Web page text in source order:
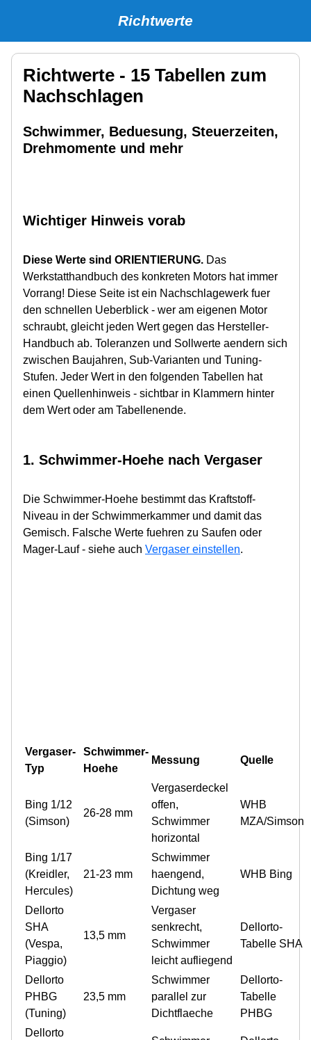
Richtwerte
Richtwerte - 15 Tabellen zum
Nachschlagen
Schwimmer, Beduesung, Steuerzeiten,
Drehmomente und mehr
Wichtiger Hinweis vorab
Diese Werte sind ORIENTIERUNG. Das
Werkstatthandbuch des konkreten Motors hat immer
Vorrang! Diese Seite ist ein Nachschlagewerk fuer
den schnellen Ueberblick - wer am eigenen Motor
schraubt, gleicht jeden Wert gegen das Hersteller-
Handbuch ab. Toleranzen und Sollwerte aendern sich
zwischen Baujahren, Sub-Varianten und Tuning-
Stufen. Jeder Wert in den folgenden Tabellen hat
einen Quellenhinweis - sichtbar in Klammern hinter
dem Wert oder am Tabellenende.
1. Schwimmer-Hoehe nach Vergaser
Die Schwimmer-Hoehe bestimmt das Kraftstoff-
Niveau in der Schwimmerkammer und damit das
Gemisch. Falsche Werte fuehren zu Saufen oder
Mager-Lauf - siehe auch Vergaser einstellen.
Vergaser-
Typ
Schwimmer-
Hoehe
Messung Quelle
Bing 1/12
(Simson)
26-28 mm
Vergaserdeckel
offen,
Schwimmer
horizontal
WHB
MZA/Simson
Bing 1/17
(Kreidler,
Hercules)
21-23 mm
Schwimmer
haengend,
Dichtung weg
WHB Bing
Dellorto
SHA
(Vespa,
Piaggio)
13,5 mm
Vergaser
senkrecht,
Schwimmer
leicht aufliegend
Dellorto-
Tabelle SHA
Dellorto
PHBG
(Tuning)
23,5 mm
Schwimmer
parallel zur
Dichtflaeche
Dellorto-
Tabelle
PHBG
Dellorto